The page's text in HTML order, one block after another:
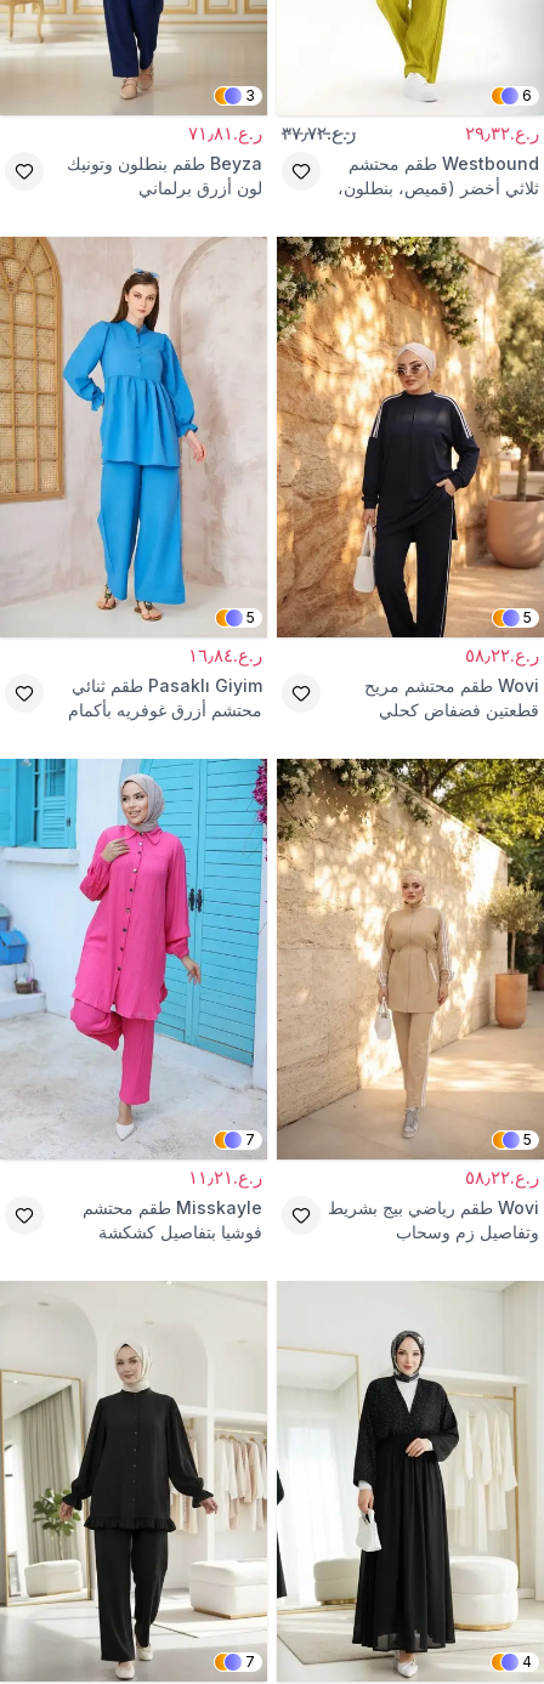
6
ر.ع.٢٩٫٣٢ ر.ع.٣٧٫٧٢
Westbound طقم محتشم
ثلاثي أخضر (قميص، بنطلون،
3
ر.ع.٧١٫٨١
Beyza طقم بنطلون وتونيك
لون أزرق برلماني
5
ر.ع.٥٨٫٢٢
Wovi طقم محتشم مريح
قطعتين فضفاض كحلي
5
ر.ع.١٦٫٨٤
Pasaklı Giyim طقم ثنائي
محتشم أزرق غوفريه بأكمام
5
ر.ع.٥٨٫٢٢
Wovi طقم رياضي بيج بشريط
وتفاصيل زم وسحاب
7
ر.ع.١١٫٢١
Misskayle طقم محتشم
فوشيا بتفاصيل كشكشة
4
7